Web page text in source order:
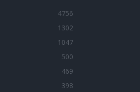
4756
1302
1047
500
469
398